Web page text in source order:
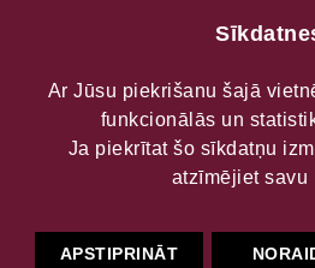
Liezēres
bibliotēka
Ar Jūsu piekrišanu šajā
funkcionālās un
Ja piekrītat šo sīkdatņu
atzīmējiet savu
APSTIPRINĀT